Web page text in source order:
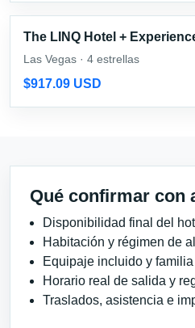
The LINQ Hotel +
Las Vegas · 4 estrellas
$917.09 USD
Qué confirmar con
Disponibilidad final del
Habitación y régimen de
Equipaje incluido y
Horario real de salida y
Traslados, asistencia e